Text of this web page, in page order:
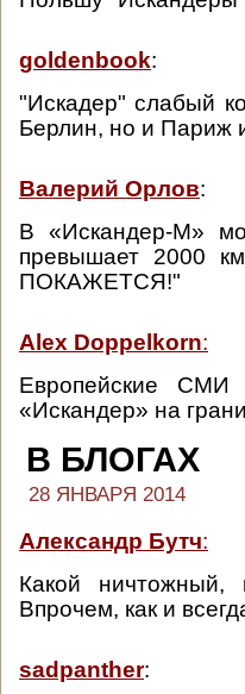
goldenbook:
"Искадер" слабый
Берлин, но и Париж
Валерий Орлов:
В «Искандер-М»
превышает 2000
ПОКАЖЕТСЯ!"
Alex Doppelkorn:
Европейские СМИ
«Искандер» на
В БЛОГАХ
28 ЯНВАРЯ 2014
Александр Бутч:
Какой
Впрочем, как и
sadpanther: